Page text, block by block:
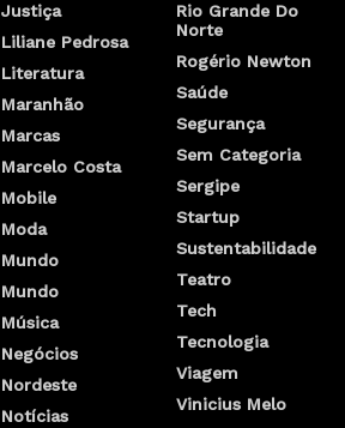
Justiça
Liliane Pedrosa
Literatura
Maranhão
Marcas
Marcelo Costa
Mobile
Moda
Mundo
Mundo
Música
Negócios
Nordeste
Notícias
Rio Grande Do
Norte
Rogério Newton
Saúde
Segurança
Sem Categoria
Sergipe
Startup
Sustentabilidade
Teatro
Tech
Tecnologia
Viagem
Vinicius Melo